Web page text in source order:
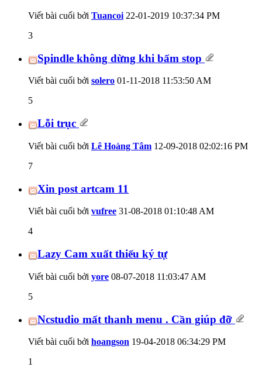
Viết bài cuối bởi Tuancoi 22-01-2019 10:37:34 PM
3
Spindle không dừng khi bấm stop
Viết bài cuối bởi solero 01-11-2018 11:53:50 AM
5
Lỗi trục
Viết bài cuối bởi Lê Hoàng Tâm 12-09-2018 02:02:16 PM
7
Xin post artcam 11
Viết bài cuối bởi vufree 31-08-2018 01:10:48 AM
4
Lazy Cam xuất thiếu ký tự
Viết bài cuối bởi yore 08-07-2018 11:03:47 AM
5
Ncstudio mất thanh menu . Cần giúp đỡ
Viết bài cuối bởi hoangson 19-04-2018 06:34:29 PM
1